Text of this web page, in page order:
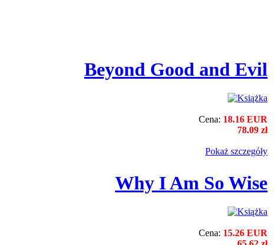
Beyond Good and Evil
Cena: 18.16 EUR
78.09 zł
Pokaż szczegόły
Why I Am So Wise
Cena: 15.26 EUR